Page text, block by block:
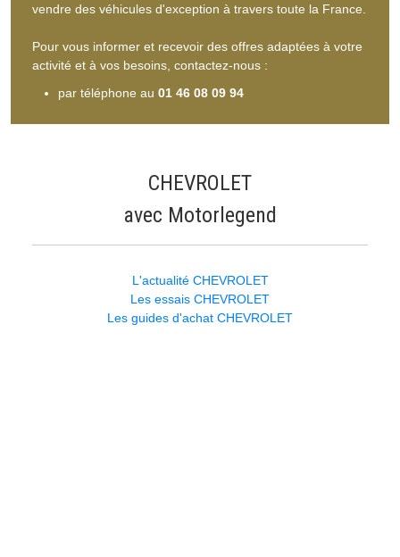
vendre des véhicules d'exception à travers toute la France.
Pour vous informer et recevoir des offres adaptées à votre
activité et à vos besoins, contactez-nous :
par téléphone au 01 46 08 09 94
CHEVROLET
avec Motorlegend
L'actualité CHEVROLET
Les essais CHEVROLET
Les guides d'achat CHEVROLET